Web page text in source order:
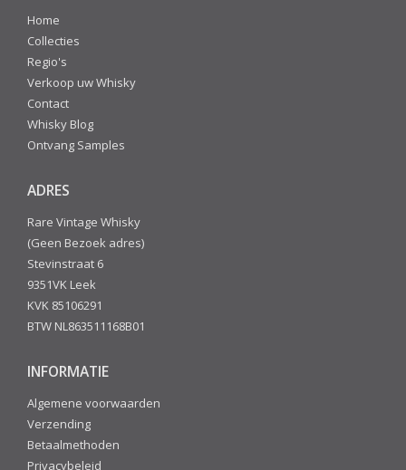
Home
Collecties
Regio's
Verkoop uw Whisky
Contact
Whisky Blog
Ontvang Samples
ADRES
Rare Vintage Whisky
(Geen Bezoek adres)
Stevinstraat 6
9351VK Leek
KVK 85106291
BTW NL863511168B01
INFORMATIE
Algemene voorwaarden
Verzending
Betaalmethoden
Privacybeleid